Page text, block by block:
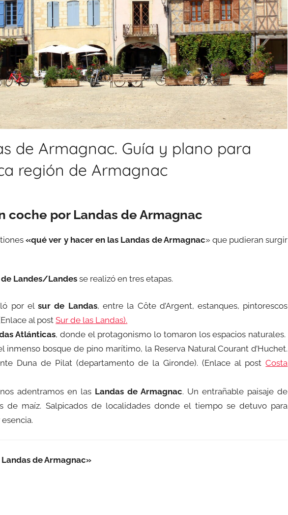
de Armagnac. Guía y plano para
región de Armagnac
coche por Landas de Armagnac
«qué ver y hacer en las Landas de Armagnac» que pudieran surgir
Landes/Landes se realizó en tres etapas.
por elsur de Landas, entre la Côte d’Argent, estanques, pintorescos
al postSur de las Landas).
Atlánticas, donde el protagonismo lo tomaron los espacios naturales.
inmenso bosque de pino marítimo, la Reserva Natural Courant d’Huchet.
Duna de Pilat (departamento de la Gironde). (Enlace al postCosta
adentramos en las Landas de Armagnac. Un entrañable paisaje de
de maíz. Salpicados de localidades donde el tiempo se detuvo para
de Armagnac»